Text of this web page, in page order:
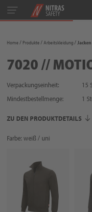
Toggle
navigation
Home Produkte Arbeitskleidung Jacken
7020 //
Verpackungseinheit:
15
Mindestbestellmenge:
1
ZU DEN PRODUKTDETAILS
Farbe: weiß / uni